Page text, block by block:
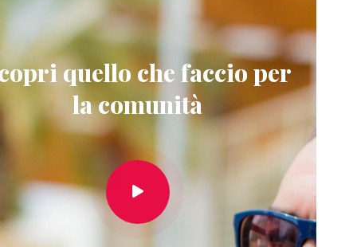
quello che faccio per
la comunità